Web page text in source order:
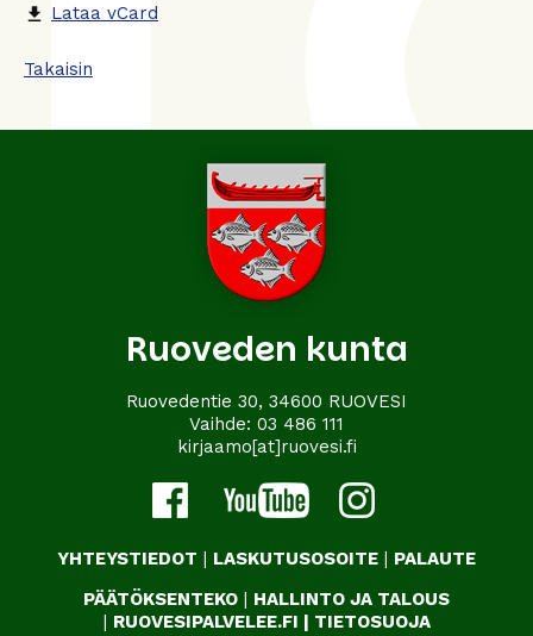
file_download Lataa vCard
Takaisin
Ruoveden kunta
Ruovedentie 30, 34600 RUOVESI
Vaihde: 03 486 111
kirjaamo[at]ruovesi.fi
YHTEYSTIEDOT | LASKUTUSOSOITE | PALAUTE
PÄÄTÖKSENTEKO | HALLINTO JA TALOUS
| RUOVESIPALVELEE.FI | TIETOSUOJA